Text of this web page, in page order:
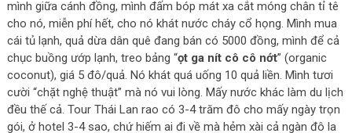
mình giữa cánh đồng, mình đấm bóp mát xa cắt móng chân tỉ tê
cho nó, miễn phí hết, cho nó khát nước cháy cổ họng. Mình mua
cái tủ lạnh, quả dừa dân quê đang bán có 5000 đồng, mình để cả
chục buồng ướp lạnh, treo bảng “ọt ga nít cô cô nớt” (organic
coconut), giá 5 đô/quả. Nó khát quá uống 10 quả liền. Mình tươi
cười “chặt nghệ thuật” mà nó vui lòng. Mấy nước khác làm du lịch
đều thế cả. Tour Thái Lan rao có 3-4 trăm đô cho mấy ngày trọn
gói, ở hotel 3-4 sao, chứ hiếm ai đi về mà hẻm xài cả ngàn đô la